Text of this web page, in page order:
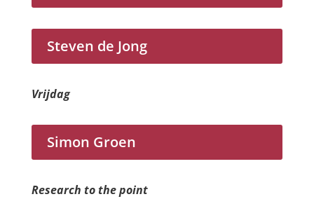
Steven de Jong
Vrijdag
Simon Groen
Research to the point